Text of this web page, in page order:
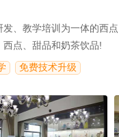
、教学培训为一体的西点
点、甜品和奶茶饮品!
免费技术升级